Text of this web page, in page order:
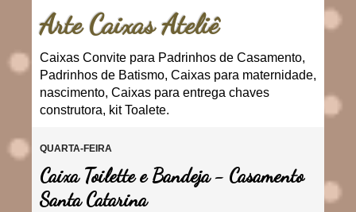
Arte Caixas Ateliê
Caixas Convite para Padrinhos de Casamento,
Padrinhos de Batismo, Caixas para maternidade,
nascimento, Caixas para entrega chaves
construtora, kit Toalete.
QUARTA-FEIRA
Caixa Toilette e Bandeja - Casamento
Santa Catarina